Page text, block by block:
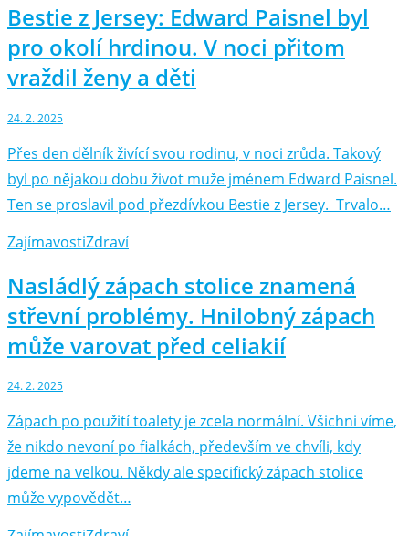
Bestie z Jersey: Edward Paisnel byl
pro okolí hrdinou. V noci přitom
vraždil ženy a děti
24. 2. 2025
Přes den dělník živící svou rodinu, v noci zrůda. Takový
byl po nějakou dobu život muže jménem Edward Paisnel.
Ten se proslavil pod přezdívkou Bestie z Jersey. Trvalo…
ZajímavostiZdraví
Nasládlý zápach stolice znamená
střevní problémy. Hnilobný zápach
může varovat před celiakií
24. 2. 2025
Zápach po použití toalety je zcela normální. Všichni víme,
že nikdo nevoní po fialkách, především ve chvíli, kdy
jdeme na velkou. Někdy ale specifický zápach stolice
může vypovědět…